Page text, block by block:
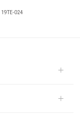
19TE-024